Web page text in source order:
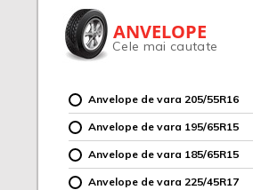
ANVELOPE
Cele mai cautate
Anvelope de vara 205/55R16
Anvelope de vara 195/65R15
Anvelope de vara 185/65R15
Anvelope de vara 225/45R17